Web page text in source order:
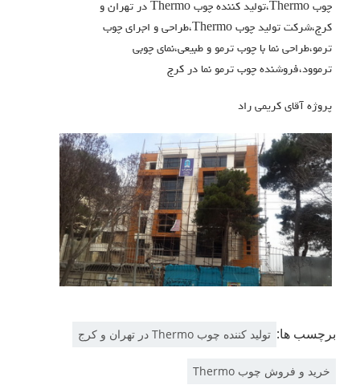
چوب Thermo
،تولید کننده چوب Thermo
در تهران و
کرج،شرکت تولید چوب Thermo
،طراحی و اجرای چوب
ترمو،طراحی نما با چوب ترمو و طبیعی،نمای چوبی
ترموود،فروشنده چوب ترمو نما در کرج
پروژه آقای کریمی راد
برچسب ها: تولید کننده چوب Thermo در تهران و کرج
خرید و فروش چوب Thermo